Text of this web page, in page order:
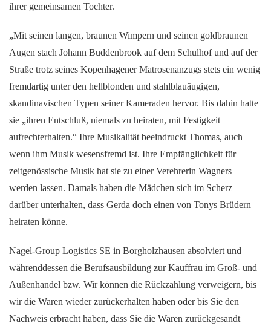
ihrer gemeinsamen Tochter.
„Mit seinen langen, braunen Wimpern und seinen goldbraunen
Augen stach Johann Buddenbrook auf dem Schulhof und auf der
Straße trotz seines Kopenhagener Matrosenanzugs stets ein wenig
fremdartig unter den hellblonden und stahlblauäugigen,
skandinavischen Typen seiner Kameraden hervor. Bis dahin hatte
sie „ihren Entschluß, niemals zu heiraten, mit Festigkeit
aufrechterhalten.“ Ihre Musikalität beeindruckt Thomas, auch
wenn ihm Musik wesensfremd ist. Ihre Empfänglichkeit für
zeitgenössische Musik hat sie zu einer Verehrerin Wagners
werden lassen. Damals haben die Mädchen sich im Scherz
darüber unterhalten, dass Gerda doch einen von Tonys Brüdern
heiraten könne.
Nagel-Group Logistics SE in Borgholzhausen absolviert und
währenddessen die Berufsausbildung zur Kauffrau im Groß- und
Außenhandel bzw. Wir können die Rückzahlung verweigern, bis
wir die Waren wieder zurückerhalten haben oder bis Sie den
Nachweis erbracht haben, dass Sie die Waren zurückgesandt